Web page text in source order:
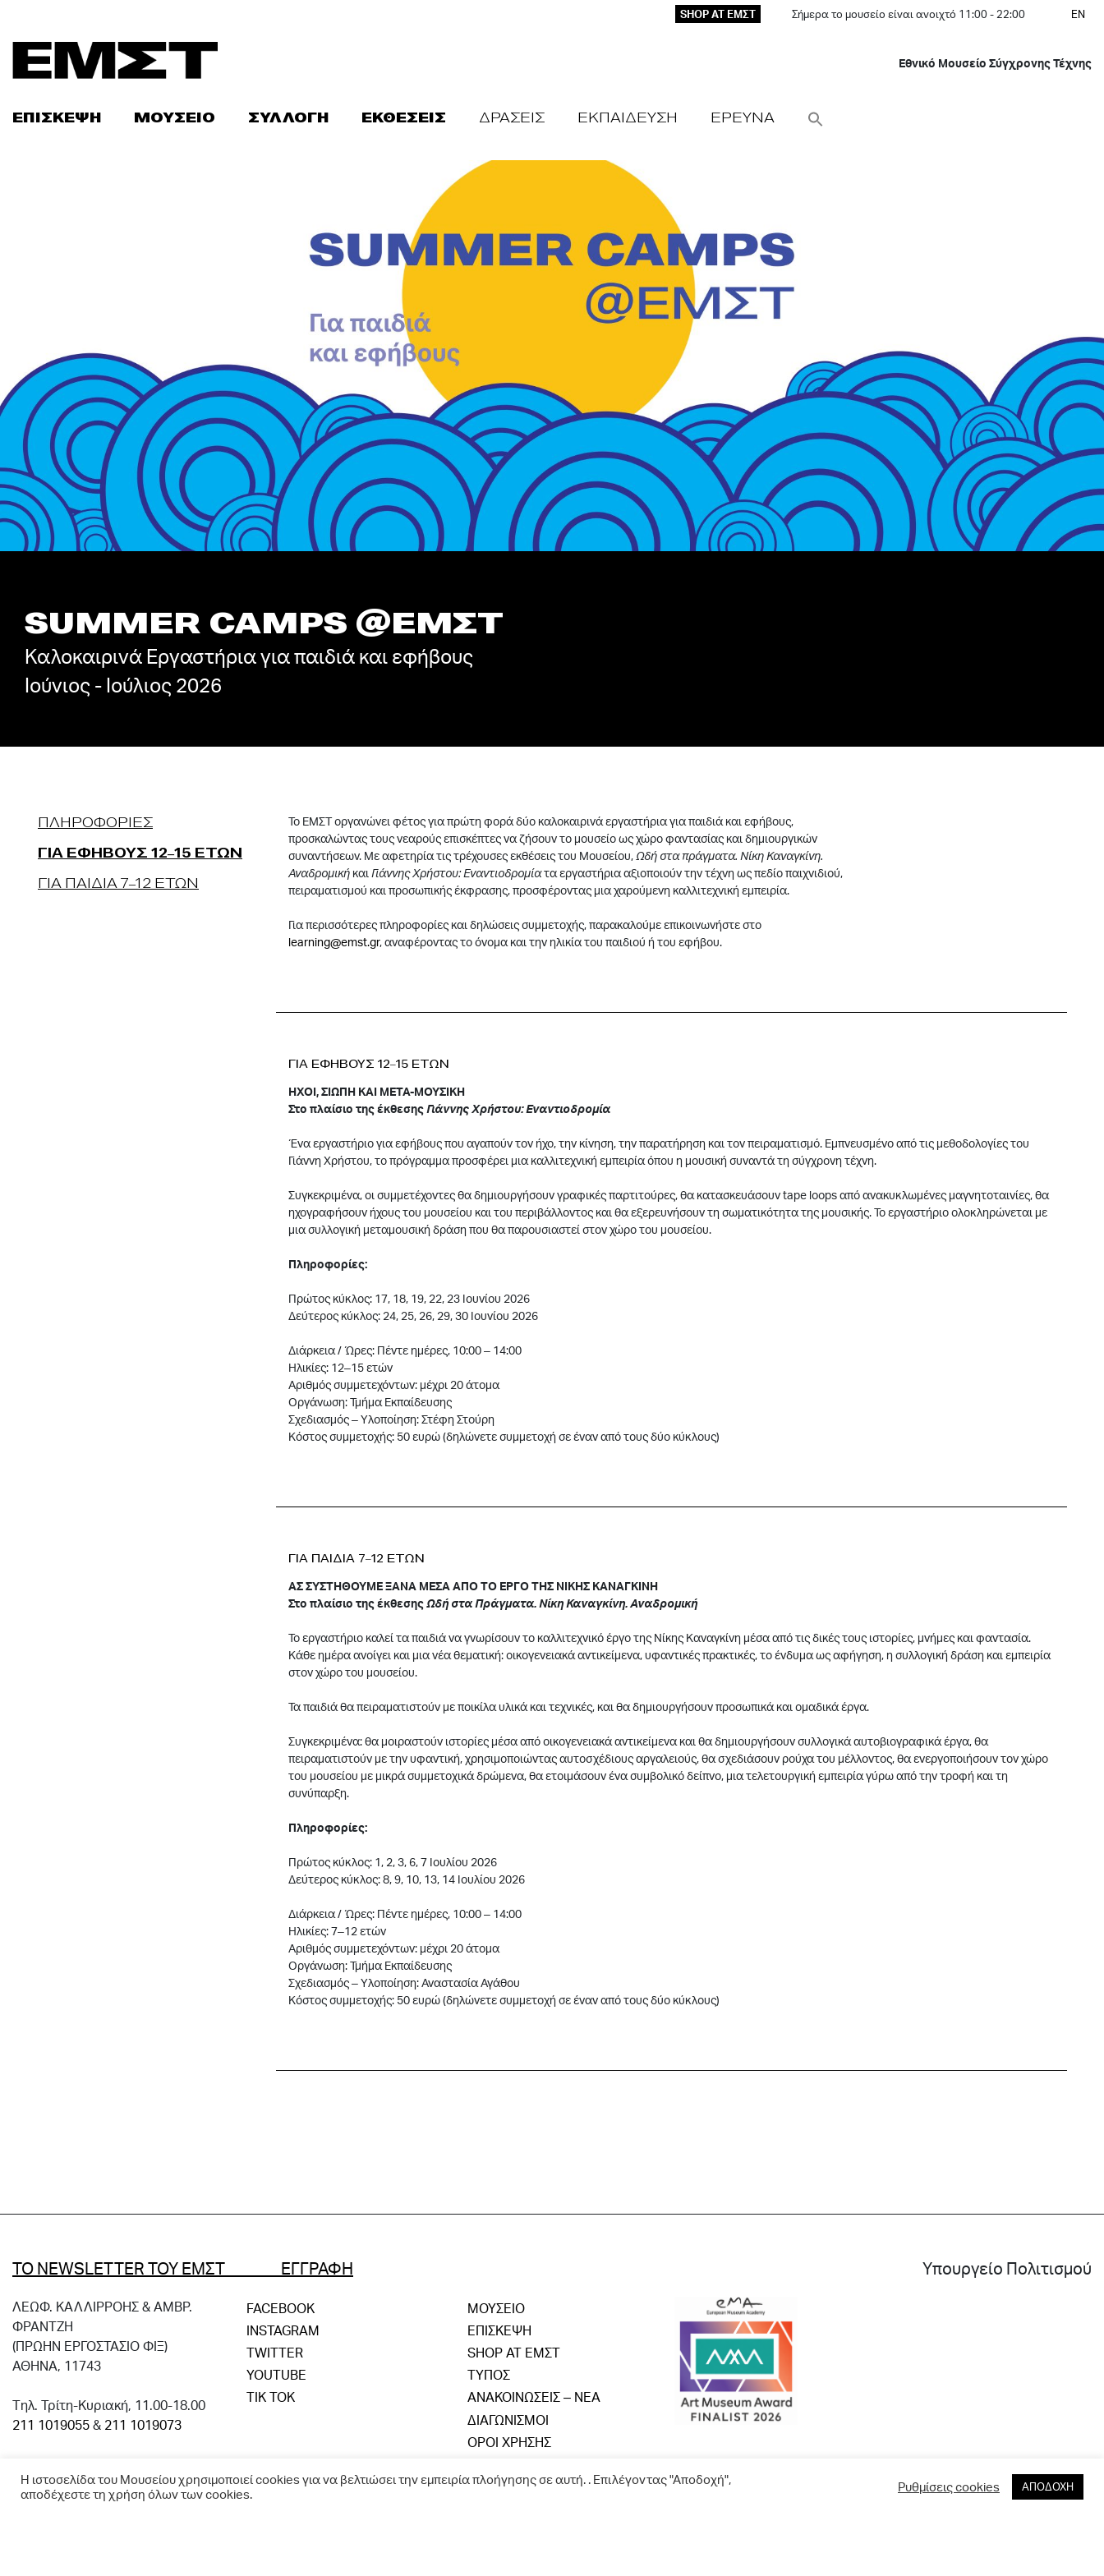
content
SHOP AT ΕΜΣΤ Σήμερα το μουσείο είναι ανοιχτό 11:00 - 22:00 EN
Εθνικό Μουσείο Σύγχρονης Τέχνης
ΕΠΙΣΚΕΨΗ ΜΟΥΣΕΙΟ ΣΥΛΛΟΓΗ ΕΚΘΕΣΕΙΣ ΔΡΑΣΕΙΣ ΕΚΠΑΙΔΕΥΣΗ ΕΡΕΥΝΑ
SUMMER CAMPS @ΕΜΣΤ
Καλοκαιρινά Εργαστήρια για παιδιά και εφήβους
Iούνιος - Ιούλιος 2026
ΠΛΗΡΟΦΟΡΙΕΣ
ΓΙΑ ΕΦΗΒΟΥΣ 12–15 ΕΤΩΝ
ΓΙΑ ΠΑΙΔΙΑ 7–12 ΕΤΩΝ
Το ΕΜΣΤ οργανώνει φέτος για πρώτη φορά δύο καλοκαιρινά εργαστήρια για παιδιά και εφήβους,
προσκαλώντας τους νεαρούς επισκέπτες να ζήσουν το μουσείο ως χώρο φαντασίας και δημιουργικών
συναντήσεων. Με αφετηρία τις τρέχουσες εκθέσεις του Μουσείου, Ωδή στα πράγματα. Νίκη Καναγκίνη.
Αναδρομική και Γιάννης Χρήστου: Εναντιοδρομίατα εργαστήρια αξιοποιούν την τέχνη ως πεδίο παιχνιδιού,
πειραματισμού και προσωπικής έκφρασης, προσφέροντας μια χαρούμενη καλλιτεχνική εμπειρία.
Για περισσότερες πληροφορίες και δηλώσεις συμμετοχής, παρακαλούμε επικοινωνήστε στο
learning@emst.gr, αναφέροντας το όνομα και την ηλικία του παιδιού ή του εφήβου.
ΓΙΑ ΕΦΗΒΟΥΣ 12–15 ΕΤΩΝ
HΧΟΙ, ΣΙΩΠΗ ΚΑΙ ΜΕΤΑ-ΜΟΥΣΙΚΗ
Στο πλαίσιο της έκθεσης Γιάννης Χρήστου: Εναντιοδρομία
Ένα εργαστήριο για εφήβους που αγαπούν τον ήχο, την κίνηση, την παρατήρηση και τον πειραματισμό. Εμπνευσμένο από τις μεθοδολογίες του
Γιάννη Χρήστου, το πρόγραμμα προσφέρει μια καλλιτεχνική εμπειρία όπου η μουσική συναντά τη σύγχρονη τέχνη.
Συγκεκριμένα, οι συμμετέχοντες θα δημιουργήσουν γραφικές παρτιτούρες, θα κατασκευάσουν tape loops από ανακυκλωμένες μαγνητοταινίες, θα
ηχογραφήσουν ήχους του μουσείου και του περιβάλλοντος και θα εξερευνήσουν τη σωματικότητα της μουσικής. Το εργαστήριο ολοκληρώνεται με
μια συλλογική μεταμουσική δράση που θα παρουσιαστεί στον χώρο του μουσείου.
Πληροφορίες:
Πρώτος κύκλος: 17, 18, 19, 22, 23 Ιουνίου 2026
Δεύτερος κύκλος: 24, 25, 26, 29, 30 Ιουνίου 2026
Διάρκεια / Ώρες: Πέντε ημέρες, 10:00 – 14:00
Ηλικίες: 12–15 ετών
Αριθμός συμμετεχόντων: μέχρι 20 άτομα
Οργάνωση: Τμήμα Εκπαίδευσης
Σχεδιασμός – Υλοποίηση: Στέφη Στούρη
Κόστος συμμετοχής: 50 ευρώ (δηλώνετε συμμετοχή σε έναν από τους δύο κύκλους)
ΓΙΑ ΠΑΙΔΙΑ 7–12 ΕΤΩΝ
ΑΣ ΣΥΣΤΗΘΟΥΜΕ ΞΑΝΑ ΜΕΣΑ ΑΠΟ ΤΟ ΕΡΓΟ ΤΗΣ ΝΙΚΗΣ ΚΑΝΑΓΚΙΝΗ
Στο πλαίσιο της έκθεσηςΩδή στα Πράγματα. Νίκη Καναγκίνη. Αναδρομική
Το εργαστήριο καλεί τα παιδιά να γνωρίσουν το καλλιτεχνικό έργο της Νίκης Καναγκίνη μέσα από τις δικές τους ιστορίες, μνήμες και φαντασία.
Κάθε ημέρα ανοίγει και μια νέα θεματική: οικογενειακά αντικείμενα, υφαντικές πρακτικές, το ένδυμα ως αφήγηση, η συλλογική δράση και εμπειρία
στον χώρο του μουσείου.
Τα παιδιά θα πειραματιστούν με ποικίλα υλικά και τεχνικές, και θα δημιουργήσουν προσωπικά και ομαδικά έργα.
Συγκεκριμένα: θα μοιραστούν ιστορίες μέσα από οικογενειακά αντικείμενα και θα δημιουργήσουν συλλογικά αυτοβιογραφικά έργα, θα
πειραματιστούν με την υφαντική, χρησιμοποιώντας αυτοσχέδιους αργαλειούς, θα σχεδιάσουν ρούχα του μέλλοντος, θα ενεργοποιήσουν τον χώρο
του μουσείου με μικρά συμμετοχικά δρώμενα, θα ετοιμάσουν ένα συμβολικό δείπνο, μια τελετουργική εμπειρία γύρω από την τροφή και τη
συνύπαρξη.
Πληροφορίες:
Πρώτος κύκλος: 1, 2, 3, 6, 7 Ιουλίου 2026
Δεύτερος κύκλος: 8, 9, 10, 13, 14 Ιουλίου 2026
Διάρκεια / Ώρες: Πέντε ημέρες, 10:00 – 14:00
Ηλικίες: 7–12 ετών
Αριθμός συμμετεχόντων: μέχρι 20 άτομα
Οργάνωση: Τμήμα Εκπαίδευσης
Σχεδιασμός – Υλοποίηση: Αναστασία Αγάθου
Κόστος συμμετοχής: 50 ευρώ (δηλώνετε συμμετοχή σε έναν από τους δύο κύκλους)
ΤΟ NEWSLETTER ΤΟΥ ΕΜΣΤ ΕΓΓΡΑΦΗ Υπουργείο Πολιτισμού
ΛΕΩΦ. ΚΑΛΛΙΡΡΟΗΣ & ΑΜΒΡ.
ΦΡΑΝΤΖΗ
(ΠΡΩΗΝ ΕΡΓΟΣΤΑΣΙΟ ΦΙΞ)
ΑΘΗΝΑ, 11743
Tηλ. Τρίτη-Κυριακή, 11.00-18.00
211 1019055& 211 1019073
FACEBOOK
INSTAGRAM
TWITTER
YOUTUBE
TIK TOK
ΜΟΥΣΕΙΟ
ΕΠΙΣΚΕΨΗ
SHOP AT ΕΜΣΤ
ΤΥΠΟΣ
ΑΝΑΚΟΙΝΩΣΕΙΣ – ΝΕΑ
ΔΙΑΓΩΝΙΣΜΟΙ
ΟΡΟΙ ΧΡΗΣΗΣ
Η ιστοσελίδα του Μουσείου χρησιμοποιεί cookies για να βελτιώσει την εμπειρία πλοήγησης σε αυτή. . Επιλέγοντας "Αποδοχή",
αποδέχεστε τη χρήση όλων των cookies.
Ρυθμίσεις cookies ΑΠΟΔΟΧΗ